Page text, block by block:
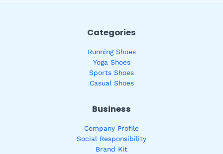
Categories
Running Shoes
Yoga Shoes
Sports Shoes
Casual Shoes
Business
Company Profile
Social Responsibility
Brand Kit